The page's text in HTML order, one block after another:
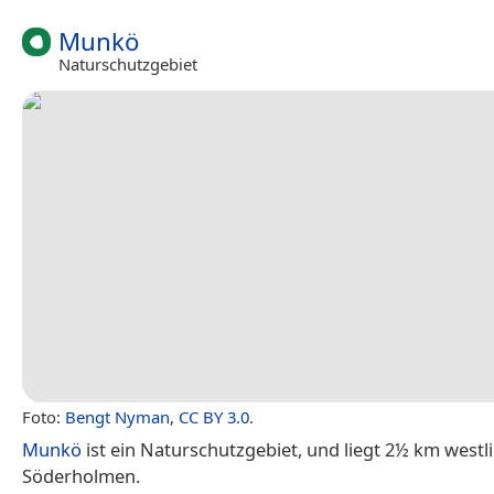
Munkö
Naturschutzgebiet
Foto: Bengt Nyman, CC BY 3.0.
Munkö ist ein Naturschutzgebiet, und liegt 2½ km
Söderholmen.